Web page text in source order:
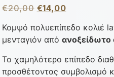
€20,00 €14,00
Κομψό πολυεπίπεδο κολιέ
μενταγιόν από ανοξείδωτο
Το χαμηλότερο επίπεδο
προσθέτοντας συμβολισμό